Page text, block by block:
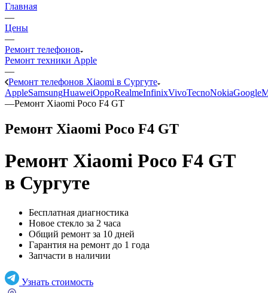
Главная
—
Цены
—
Ремонт телефонов
Ремонт техники Apple
—
Ремонт телефонов Xiaomi в Сургуте
AppleSamsungHuaweiOppoRealmeInfinixVivoTecnoNokiaGoogle
—Ремонт Xiaomi Poco F4 GT
Ремонт Xiaomi Poco F4 GT
Ремонт Xiaomi Poco F4 GT
в Сургуте
Бесплатная диагностика
Новое стекло за 2 часа
Общий ремонт за 10 дней
Гарантия на ремонт до 1 года
Запчасти в наличии
Узнать стоимость